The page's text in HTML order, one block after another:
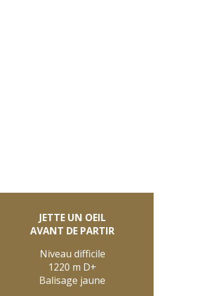
JETTE UN OEIL
AVANT DE PARTIR
Niveau difficile
1220 m D+
Balisage jaune